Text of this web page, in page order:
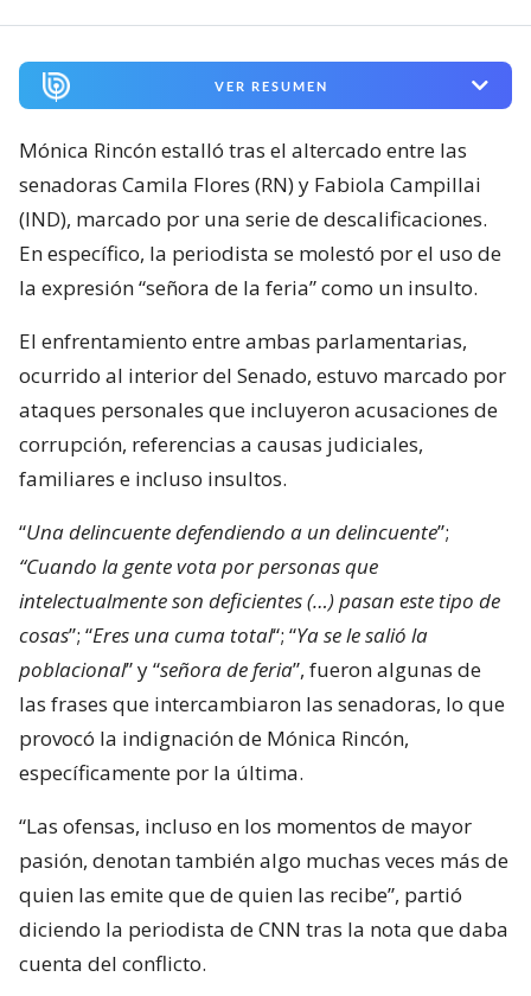
VER RESUMEN
Mónica Rincón estalló tras el altercado entre las
senadoras Camila Flores (RN) y Fabiola Campillai
(IND), marcado por una serie de descalificaciones.
En específico, la periodista se molestó por el uso de
la expresión “señora de la feria” como un insulto.
El enfrentamiento entre ambas parlamentarias,
ocurrido al interior del Senado, estuvo marcado por
ataques personales que incluyeron acusaciones de
corrupción, referencias a causas judiciales,
familiares e incluso insultos.
“Una delincuente defendiendo a un delincuente”;
“Cuando la gente vota por personas que
intelectualmente son deficientes (…) pasan este tipo de
cosas”; “Eres una cuma total“; “Ya se le salió la
poblacional” y “señora de feria”, fueron algunas de
las frases que intercambiaron las senadoras, lo que
provocó la indignación de Mónica Rincón,
específicamente por la última.
“Las ofensas, incluso en los momentos de mayor
pasión, denotan también algo muchas veces más de
quien las emite que de quien las recibe”, partió
diciendo la periodista de CNN tras la nota que daba
cuenta del conflicto.